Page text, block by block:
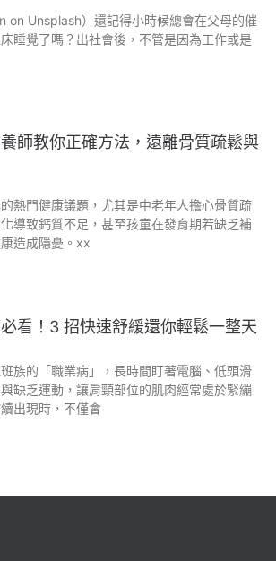
on Unsplash）還記得小時候總會在父母的催
睡覺了嗎？出社會後，不管是因為工作或是
師教你正確方法，遠離骨質疏鬆與
熱門健康議題，尤其是中老年人擔心骨質疏
導致鈣質不足，甚至孩童在發育期若缺乏補
造成隱憂。xx
必看！3 招快速舒緩還你輕鬆一整天
族的「職業病」，長時間盯著電腦、低頭滑
缺乏運動，讓肩頸部位的肌肉經常處於緊繃
出現時，不僅會